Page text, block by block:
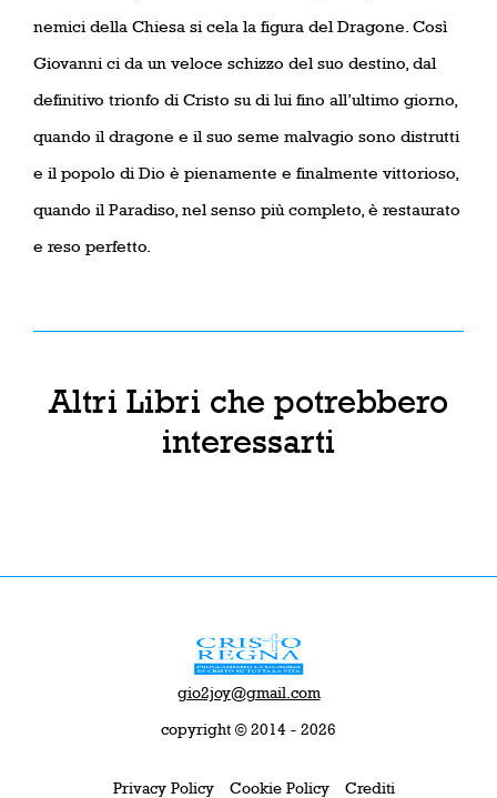
nemici della Chiesa si cela la figura del Dragone. Così
Giovanni ci da un veloce schizzo del suo destino, dal
definitivo trionfo di Cristo su di lui fino all’ultimo giorno,
quando il dragone e il suo seme malvagio sono distrutti
e il popolo di Dio è pienamente e finalmente vittorioso,
quando il Paradiso, nel senso più completo, è restaurato
e reso perfetto.
Altri Libri che potrebbero
interessarti
gio2joy@gmail.com
copyright © 2014 - 2026
Privacy Policy Cookie Policy Crediti